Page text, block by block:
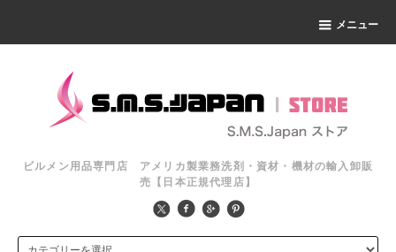
メニュー
ビルメン用品専門店 アメリカ製業務洗剤・資材・機材の輸入卸販
売【日本正規代理店】